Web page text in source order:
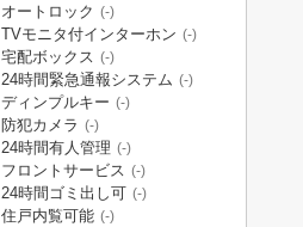
オートロック (-)
TVモニタ付インターホン (-)
宅配ボックス (-)
24時間緊急通報システム (-)
ディンプルキー (-)
防犯カメラ (-)
24時間有人管理 (-)
フロントサービス (-)
24時間ゴミ出し可 (-)
住戸内覧可能 (-)